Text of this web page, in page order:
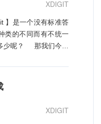
元素或者组件结合起
的高级动态图片二维
入各种元素，同时添
88二维码是领先的
。作为一款全新的二
能强大、可配置性强
XDIGIT
】是一个没有标准答
类的不同而有不统一
们今天
因素有哪些： 一、购
物类app是在手机端
，制作购物类app价
的。 2、购物类的制
XDIGIT